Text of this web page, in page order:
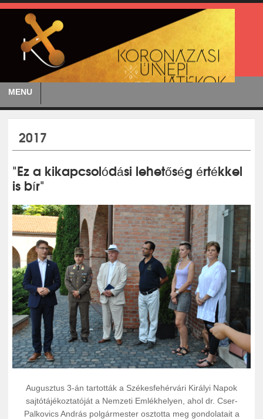
MENU
2017
"Ez a kikapcsolódási lehetőség értékkel
is bír"
Augusztus 3-án tartották a Székesfehérvári Királyi Napok
sajtótájékoztatóját a Nemzeti Emlékhelyen, ahol dr. Cser-
Palkovics András polgármester osztotta meg gondolatait a